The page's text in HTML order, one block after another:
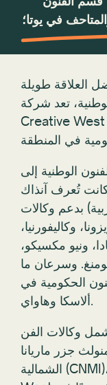
الفنون الوطنية إلى
تُعرف آنذاك
بدعم وكالات
11 ولاية: أريزونا، وكاليفورنيا،
ونيو مكسيكو،
وسرعان ما
الحكومية في
ألاسكا وهاواي.
لتشمل وكالات الفن
جزر ماريانا
الشمالية (CNMI)، وجوام. تلتزم شركة Creative
West بتقديم الموارد حتى للمجتمعات الأكثر بعدًا في
التي تعترف بقيم
التي تخدمها